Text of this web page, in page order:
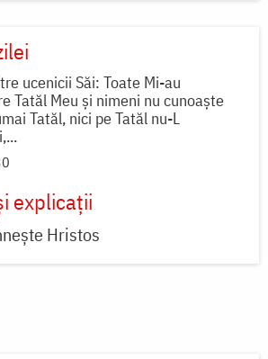
ucenicii Săi: Toate Mi-au
Tatăl Meu și nimeni nu cunoaște
Tatăl, nici pe Tatăl nu-L
explicații
Hristos